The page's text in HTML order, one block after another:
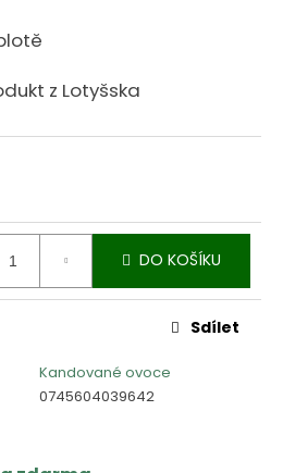
z Lotyšska
DO KOŠÍKU
Kandované ovoce
0745604039642
Sdílet